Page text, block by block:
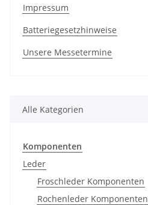
Impressum
Batteriegesetzhinweise
Unsere Messetermine
Alle Kategorien
Komponenten
Leder
Froschleder Komponenten
Rochenleder Komponenten